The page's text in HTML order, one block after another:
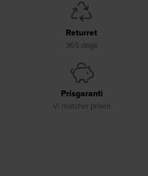
Returret
365 dage
Prisgaranti
Vi matcher prisen